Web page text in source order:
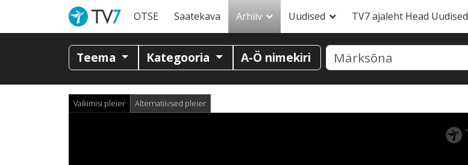
OTSE Saatekava Arhiiv Uudised TV7 ajaleht Head Uudised
Teema Kategooria A-Ö nimekiri
Vaikimisi pleier Alternatiivsed pleier